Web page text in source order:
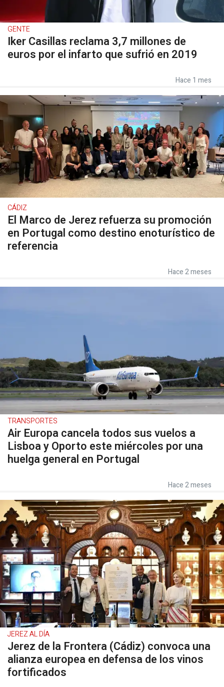
GENTE
Iker Casillas reclama 3,7 millones de
euros por el infarto que sufrió en 2019
Hace 1 mes
CÁDIZ
El Marco de Jerez refuerza su promoción
en Portugal como destino enoturístico de
referencia
Hace 2 meses
TRANSPORTES
Air Europa cancela todos sus vuelos a
Lisboa y Oporto este miércoles por una
huelga general en Portugal
Hace 2 meses
JEREZ AL DÍA
Jerez de la Frontera (Cádiz) convoca una
alianza europea en defensa de los vinos
fortificados